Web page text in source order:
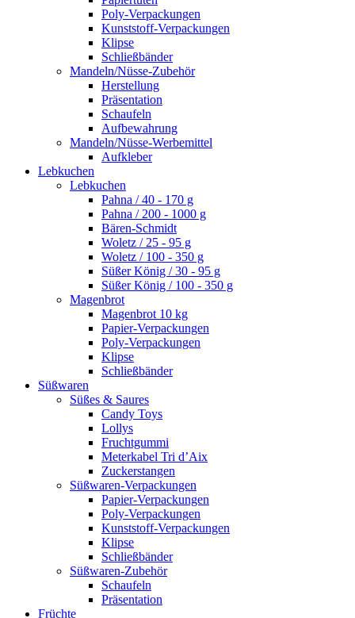
Poly-Verpackungen
Kunststoff-Verpackungen
Klipse
Schließbänder
Mandeln/Nüsse-Zubehör
Herstellung
Präsentation
Schaufeln
Aufbewahrung
Mandeln/Nüsse-Werbemittel
Aufkleber
Lebkuchen
Lebkuchen
Pahna / 40 - 170 g
Pahna / 200 - 1000 g
Bären-Schmidt
Woletz / 25 - 95 g
Woletz / 100 - 350 g
Süßer König / 30 - 95 g
Süßer König / 100 - 350 g
Magenbrot
Magenbrot 10 kg
Papier-Verpackungen
Poly-Verpackungen
Klipse
Schließbänder
Süßwaren
Süßes & Saures
Candy Toys
Lollys
Fruchtgummi
Meterkabel Tri d’Aix
Zuckerstangen
Süßwaren-Verpackungen
Papier-Verpackungen
Poly-Verpackungen
Kunststoff-Verpackungen
Klipse
Schließbänder
Süßwaren-Zubehör
Schaufeln
Präsentation
Früchte